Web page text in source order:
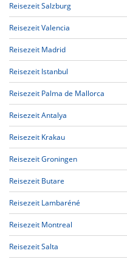
Reisezeit Salzburg
Reisezeit Valencia
Reisezeit Madrid
Reisezeit Istanbul
Reisezeit Palma de Mallorca
Reisezeit Antalya
Reisezeit Krakau
Reisezeit Groningen
Reisezeit Butare
Reisezeit Lambaréné
Reisezeit Montreal
Reisezeit Salta